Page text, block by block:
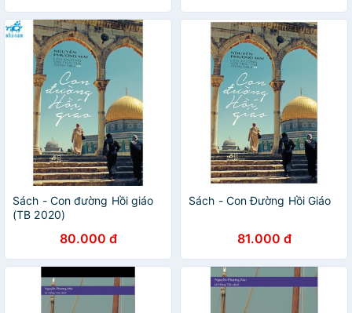
Sách - Con đường Hồi giáo
(TB 2020)
80.000 đ
Sách - Con Đường Hồi Giáo
81.000 đ